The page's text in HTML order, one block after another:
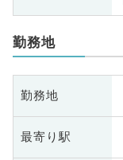
勤務地
勤務地
最寄り駅